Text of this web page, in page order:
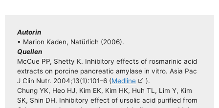
Autorin
• Mari­on Kaden, Natür­lich (2006).
Quel­len
McCue PP, Shet­ty K. Inhi­bi­to­ry effects of ros­ma­ri­nic acid
extra­cts on por­ci­ne pan­crea­tic amy­la­se in vitro. Asia Pac
J Clin Nutr. 2004;13(1):101–6 (Med­li­ne
).
Chung YK, Heo HJ, Kim EK, Kim HK, Huh TL, Lim Y, Kim
SK, Shin DH. Inhi­bi­to­ry effect of urso­lic acid puri­fied from